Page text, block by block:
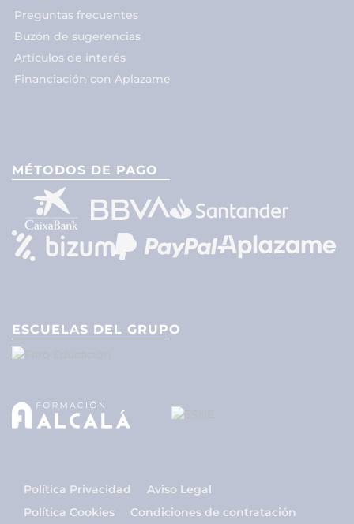
Preguntas frecuentes
Buzón de sugerencias
Artículos de interés
Financiación con Aplazame
MÉTODOS DE PAGO
ESCUELAS DEL GRUPO
Política Privacidad
Aviso Legal
Política Cookies
Condiciones de contratación